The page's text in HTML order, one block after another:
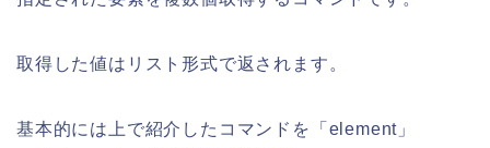
取得した値はリスト形式で返されます。
基本的には上で紹介したコマンドを「element」